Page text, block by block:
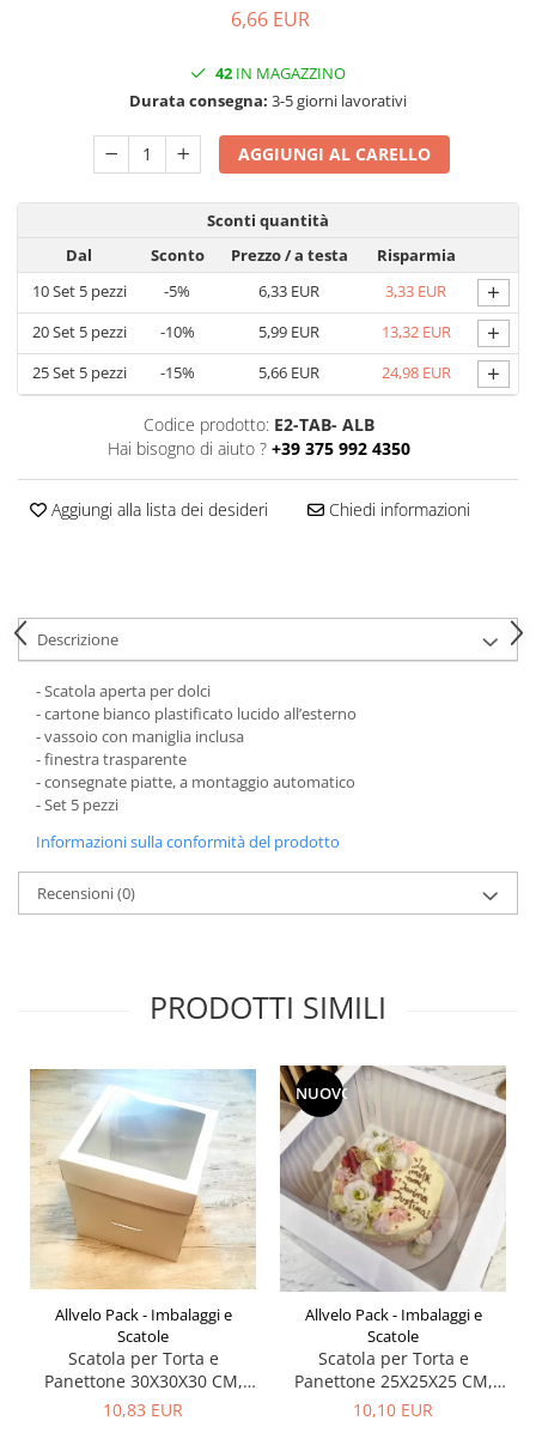
Scatole Fondo + Coperchio
Scatole per Caramelle e Dolci
Scatole per Cioccolato in Tavoletta
Scatole per Macarons e Praline
Scatole con Cassetto e Inserto per 4
Praline
Scatole con Cassetto per Praline
Scatole Medie e Grandi per 10–40
Macarons
Scatole per 5–6 Macarons con
Finestra Decorata Effetto Pizzo
Scatole per Praline con Separatore
Scatole Piccole con Nastro e
Cassetto per Macarons
Scatole per Panettone e Rotoli
Scatole per Uova e Figure di
Cioccolato
Scatole Personalizzate
Scatole Senza Finestra per Mini
Pasticcini
Supporti per Pasticcini
Vassoi in Cartone
6,66 EUR
42 IN MAGAZZINO
Durata consegna: 3-5 giorni lavorativi
AGGIUNGI AL CARELLO
Sconti quantità
Dal
Sconto Prezzo/ a testa
Risparmia
10Set 5 pezzi -5% 6,33 EUR 3,33 EUR +
20Set 5 pezzi -10% 5,99 EUR 13,32 EUR +
25Set 5 pezzi -15% 5,66 EUR 24,98 EUR +
Codice prodotto: E2-TAB- ALB
Hai bisogno di aiuto ? +39 375 992 4350
Aggiungi alla lista dei desideri Chiedi informazioni
Descrizione
- Scatola aperta per dolci
- cartone bianco plastificato lucido all’esterno
- vassoio con maniglia inclusa
- finestra trasparente
- consegnate piatte, a montaggio automatico
- Set 5 pezzi
Informazioni sulla conformità del prodotto
Recensioni(0)
PRODOTTI SIMILI
Allvelo Pack - Imbalaggi e
Scatole
Scatola per Torta e
Panettone 30X30X30 CM,
con finestra, Bianco, CB8F,
10,83 EUR
NUOVO
Allvelo Pack - Imbalaggi e
Scatole
Scatola per Torta e
Panettone 25X25X25 CM,
con finestra, Bianco, Set 5
10,10 EUR